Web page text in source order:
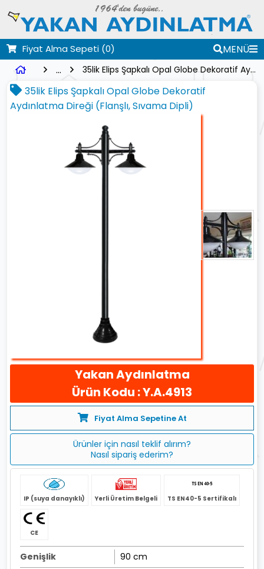
Fiyat Alma Sepeti (0)
MENÜ
...
35lik Elips Şapkalı Opal Globe Dekoratif Aydınlatma Direği (Flanşlı, Sıvama Dipli)
35lik Elips Şapkalı Opal Globe Dekoratif
Aydınlatma Direği (Flanşlı, Sıvama Dipli)
Yakan Aydınlatma
Ürün Kodu : Y.A.4913
Fiyat Alma Sepetine At
Ürünler için nasıl teklif alırım?
Nasıl sipariş ederim?
IP (suya danayıklı) Yerli Üretim Belgeli TS EN40-5 Sertifikalı
CE
Genişlik
90 cm